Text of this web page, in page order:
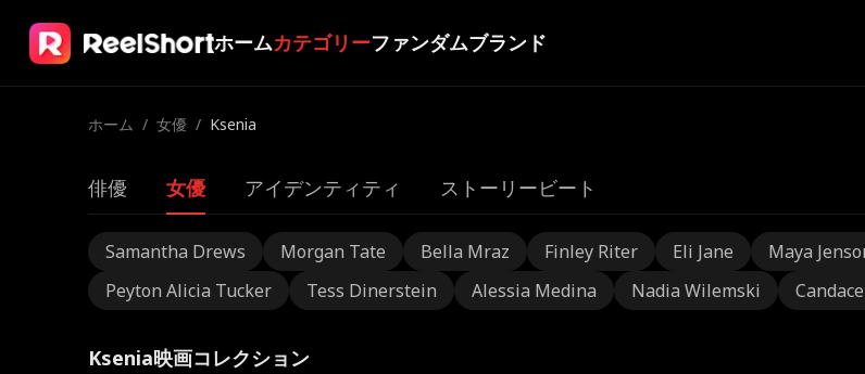
ホームカテゴリーファンダムブランド
ホーム / 女優 / Ksenia
俳優 女優 アイデンティティ ストーリービート
Samantha Drews Morgan Tate Bella Mraz Finley Riter Eli Jane Maya
Peyton Alicia Tucker
Tess Dinerstein Alessia Medina Nadia Wilemski
Ksenia映画コレクション